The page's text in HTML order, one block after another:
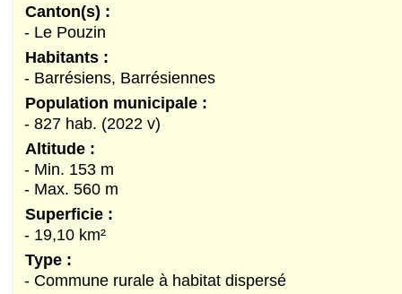
Canton(s) :
- Le Pouzin
Habitants :
- Barrésiens, Barrésiennes
Population municipale :
- 827 hab. (2022 v)
Altitude :
- Min. 153 m
- Max. 560 m
Superficie :
- 19,10 km²
Type :
- Commune rurale à habitat dispersé